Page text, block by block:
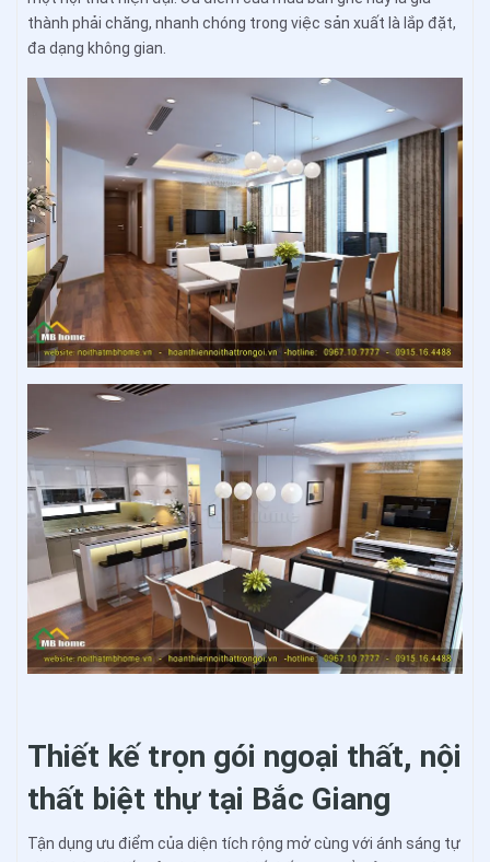
thành phải chăng, nhanh chóng trong việc sản xuất là lắp đặt,
đa dạng không gian.
Thiết kế trọn gói ngoại thất, nội
thất biệt thự tại Bắc Giang
Tận dụng ưu điểm của diện tích rộng mở cùng với ánh sáng tự